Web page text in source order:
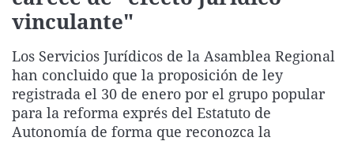
Como el perro y el
Equipo de
Operación Viuda
La Rioja
Navarra
País Vasco
Elecciones
vinculante"
Los Servicios Jurídicos de la Asamblea Regional
han concluido que la proposición de ley
registrada el 30 de enero por el grupo popular
para la reforma exprés del Estatuto de
Autonomía de forma que reconozca la